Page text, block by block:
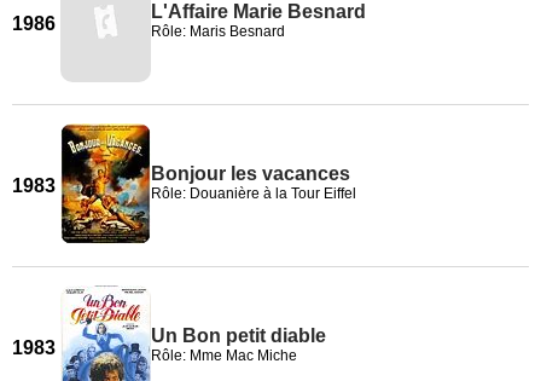
1986
L'Affaire Marie Besnard
Rôle: Maris Besnard
1983
Bonjour les vacances
Rôle: Douanière à la Tour Eiffel
1983
Un Bon petit diable
Rôle: Mme Mac Miche